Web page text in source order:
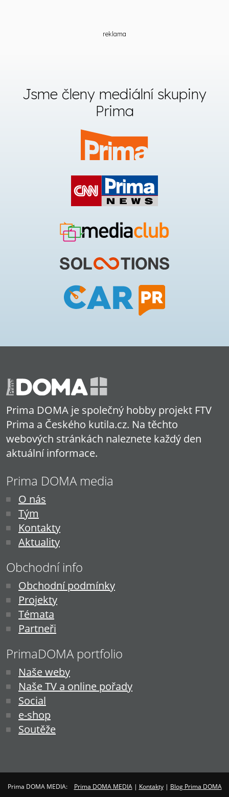
reklama
Jsme členy mediální skupiny
Prima
Prima DOMA je společný hobby projekt FTV
Prima a Českého kutila.cz. Na těchto
webových stránkách naleznete každý den
aktuální informace.
Prima DOMA media
O nás
Tým
Kontakty
Aktuality
Obchodní info
Obchodní podmínky
Projekty
Témata
Partneři
PrimaDOMA portfolio
Naše weby
Naše TV a online pořady
Social
e-shop
Soutěže
Prima DOMA MEDIA: Prima DOMA MEDIA| Kontakty| Blog Prima DOMA